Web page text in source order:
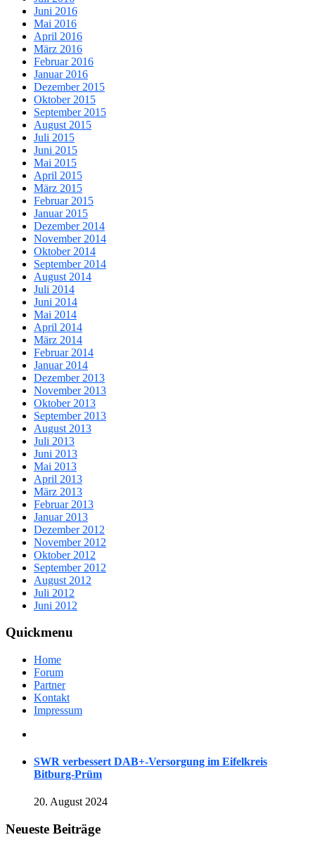
Juni 2016
Mai 2016
April 2016
März 2016
Februar 2016
Januar 2016
Dezember 2015
Oktober 2015
September 2015
August 2015
Juli 2015
Juni 2015
Mai 2015
April 2015
März 2015
Februar 2015
Januar 2015
Dezember 2014
November 2014
Oktober 2014
September 2014
August 2014
Juli 2014
Juni 2014
Mai 2014
April 2014
März 2014
Februar 2014
Januar 2014
Dezember 2013
November 2013
Oktober 2013
September 2013
August 2013
Juli 2013
Juni 2013
Mai 2013
April 2013
März 2013
Februar 2013
Januar 2013
Dezember 2012
November 2012
Oktober 2012
September 2012
August 2012
Juli 2012
Juni 2012
Quickmenu
Home
Forum
Partner
Kontakt
Impressum
SWR verbessert DAB+-Versorgung im Eifelkreis
Bitburg-Prüm
20. August 2024
Neueste Beiträge